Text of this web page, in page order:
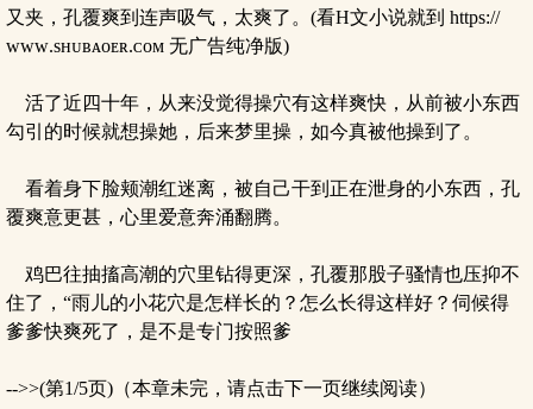
又夹，孔覆爽到连声吸气，太爽了。(看H文小说就到 https://
ᴡᴡᴡ.sʜᴜʙᴀᴏᴇʀ.ᴄᴏᴍ 无广告纯净版)
活了近四十年，从来没觉得操穴有这样爽快，从前被小东西
勾引的时候就想操她，后来梦里操，如今真被他操到了。
看着身下脸颊潮红迷离，被自己干到正在泄身的小东西，孔
覆爽意更甚，心里爱意奔涌翻腾。
鸡巴往抽搐高潮的穴里钻得更深，孔覆那股子骚情也压抑不
住了，“雨儿的小花穴是怎样长的？怎么长得这样好？伺候得
爹爹快爽死了，是不是专门按照爹
-->>(第1/5页)（本章未完，请点击下一页继续阅读）